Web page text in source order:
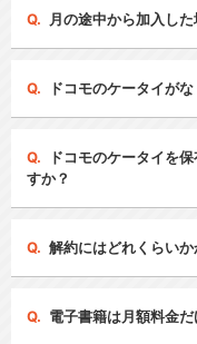
月の途中から加入し
ドコモのケータイが
ドコモのケータイを
すか？
解約にはどれくらいか
電子書籍は月額料金